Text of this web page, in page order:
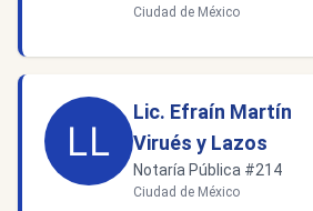
Ciudad de México
Lic. Efraín Martín
Virués y Lazos
Notaría Pública #214
Ciudad de México